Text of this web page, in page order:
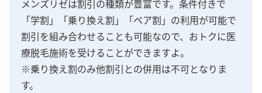
メンズリゼは割引の種類が豊富です。条件付きで
「学割」「乗り換え割」「ペア割」の利用が可能で
割引を組み合わせることも可能なので、おトクに医
療脱毛施術を受けることができますよ。
※乗り換え割のみ他割引との併用は不可となりま
す。